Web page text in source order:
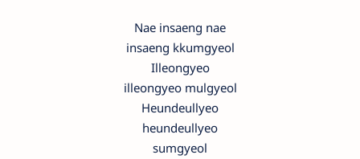
Nae insaeng nae
insaeng kkumgyeol
Illeongyeo
illeongyeo mulgyeol
Heundeullyeo
heundeullyeo
sumgyeol